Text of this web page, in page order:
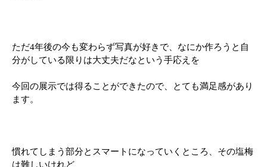
ただ4年後の今も変わらず写真が好きで、なにか作ろうと自
分がしている限りは大丈夫だなという手応えを
今回の展示では得ることができたので、とても満足感があり
ます。
慣れてしまう部分とスマートになっていくところ、その塩梅
は難しいけれど